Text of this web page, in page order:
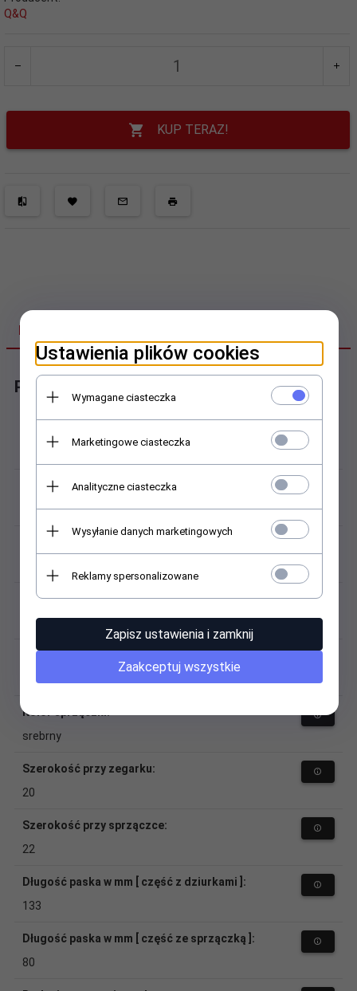
Q&Q
KUP TERAZ!
DANE TECHNICZNE
Parametry paska oryginalnego
Kod / model:
M144-005
Kolor / odcień:
wielokolorowy
Materiał (sprzączka):
stal
Kolor sprzączki:
srebrny
Szerokość przy zegarku:
20
Szerokość przy sprzączce:
22
Długość paska w mm [ część z dziurkami ]:
133
Długość paska w mm [ część ze sprzączką ]:
80
Ustawienia plików cookies
Wymagane ciasteczka
Marketingowe ciasteczka
Analityczne ciasteczka
Wysyłanie danych marketingowych
Reklamy spersonalizowane
Zapisz ustawienia i zamknij
Zaakceptuj wszystkie